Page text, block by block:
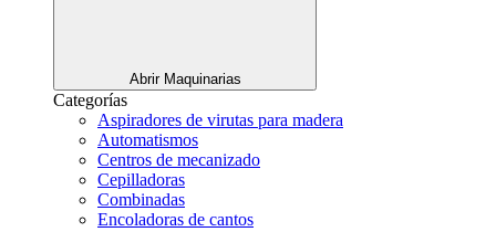
Abrir Maquinarias
Categorías
Aspiradores de virutas para madera
Automatismos
Centros de mecanizado
Cepilladoras
Combinadas
Encoladoras de cantos